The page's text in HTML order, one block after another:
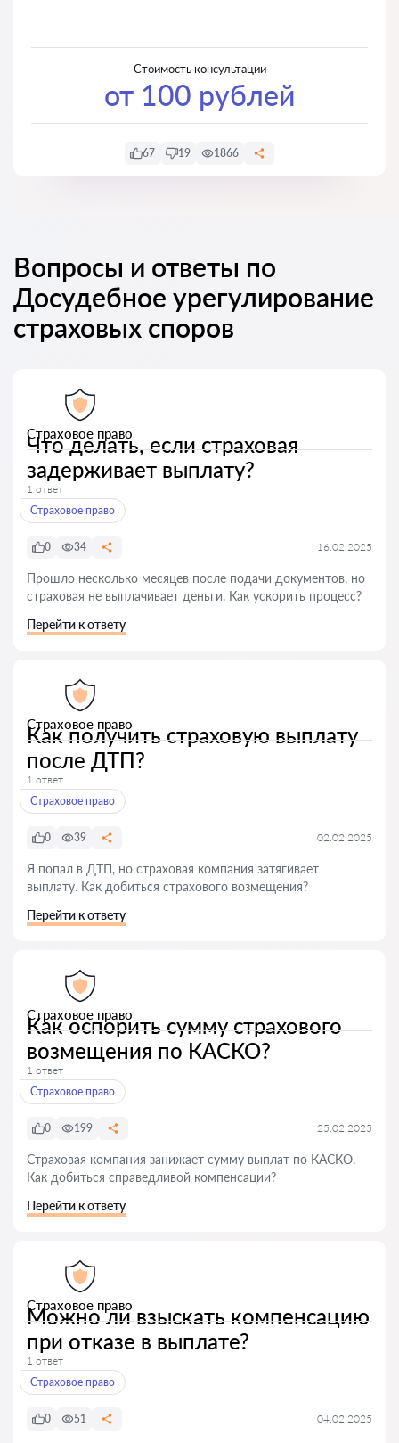
Стоимость консультации
от 100 рублей
67 19 1866
Вопросы и ответы по
Досудебное урегулирование
страховых споров
Страховое право
Что делать, если страховая
задерживает выплату?
1 ответ
Страховое право
0 34 16.02.2025
Прошло несколько месяцев после подачи документов, но
страховая не выплачивает деньги. Как ускорить процесс?
Перейти к ответу
Страховое право
Как получить страховую выплату
после ДТП?
1 ответ
Страховое право
0 39 02.02.2025
Я попал в ДТП, но страховая компания затягивает
выплату. Как добиться страхового возмещения?
Перейти к ответу
Страховое право
Как оспорить сумму страхового
возмещения по КАСКО?
1 ответ
Страховое право
0 199 25.02.2025
Страховая компания занижает сумму выплат по КАСКО.
Как добиться справедливой компенсации?
Перейти к ответу
Страховое право
Можно ли взыскать компенсацию
при отказе в выплате?
1 ответ
Страховое право
0 51 04.02.2025